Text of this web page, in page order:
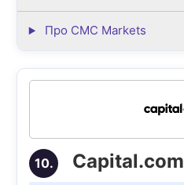
Про CMC Markets
10. Capital.com